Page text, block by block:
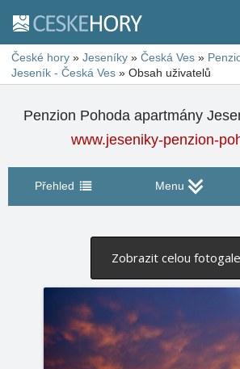
České hory » Jeseníky » Česká Ves »
Jeseník - Česká Ves » Obsah uživatelů
Penzion Pohoda apartmány
www.jeseniky-penzion-
Přehled Menu
Zobrazit celou